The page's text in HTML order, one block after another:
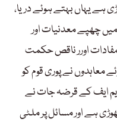
یہاں بہتے ہوئے دریا،
چھپے معدنیات اور
اورر ناقص حکمت
نے پوری قوم کو
ایم ایف کے قرضہ جات نے
ہے اور مسائل پر ملٹی